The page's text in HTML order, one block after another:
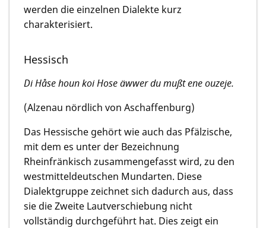
werden die einzelnen Dialekte kurz
charakterisiert.
Hessisch
Di Håse houn koi Hose äwwer du mußt ene ouzeje.
(Alzenau nördlich von Aschaffenburg)
Das Hessische gehört wie auch das Pfälzische,
mit dem es unter der Bezeichnung
Rheinfränkisch zusammengefasst wird, zu den
westmitteldeutschen Mundarten. Diese
Dialektgruppe zeichnet sich dadurch aus, dass
sie die Zweite Lautverschiebung nicht
vollständig durchgeführt hat. Dies zeigt ein